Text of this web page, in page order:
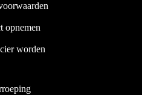
opnemen
worden